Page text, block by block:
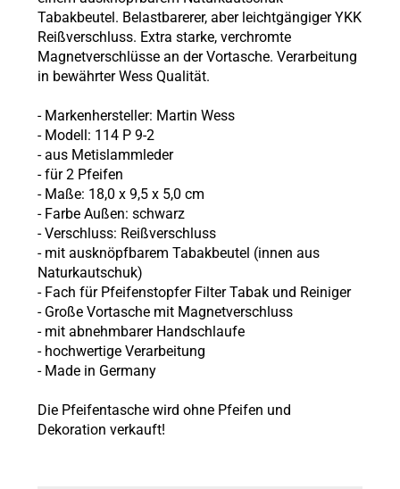
Tabakbeutel. Belastbarerer, aber leichtgängiger YKK
Reißverschluss. Extra starke, verchromte
Magnetverschlüsse an der Vortasche. Verarbeitung
in bewährter Wess Qualität.
- Markenhersteller: Martin Wess
- Modell: 114 P 9-2
- aus Metislammleder
- für 2 Pfeifen
- Maße: 18,0 x 9,5 x 5,0 cm
- Farbe Außen: schwarz
- Verschluss: Reißverschluss
- mit ausknöpfbarem Tabakbeutel (innen aus
Naturkautschuk)
- Fach für Pfeifenstopfer Filter Tabak und Reiniger
- Große Vortasche mit Magnetverschluss
- mit abnehmbarer Handschlaufe
- hochwertige Verarbeitung
- Made in Germany
Die Pfeifentasche wird ohne Pfeifen und
Dekoration verkauft!